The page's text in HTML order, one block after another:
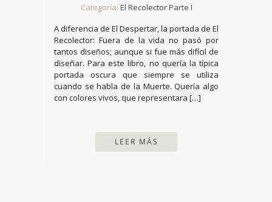
Categoría: El Recolector Parte I
A diferencia de El Despertar, la portada de El
Recolector: Fuera de la vida no pasó por
tantos diseños; aunque si fue más difícil de
diseñar. Para este libro, no quería la típica
portada oscura que siempre se utiliza
cuando se habla de la Muerte. Quería algo
con colores vivos, que representara […]
LEER MÁS